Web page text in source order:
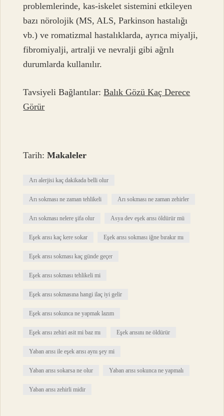
problemlerinde, kas-iskelet sistemini etkileyen
bazı nörolojik (MS, ALS, Parkinson hastalığı
vb.) ve romatizmal hastalıklarda, ayrıca miyalji,
fibromiyalji, artralji ve nevralji gibi ağrılı
durumlarda kullanılır.
Tavsiyeli Bağlantılar:Balık Gözü Kaç Derece
Görür
Tarih:Makaleler
Arı alerjisi kaç dakikada belli olur
Arı sokması ne zaman tehlikeli Arı sokması ne zaman zehirler
Arı sokması nelere şifa olur Asya dev eşek arısı öldürür mü
Eşek arısı kaç kere sokar Eşek arısı sokması iğne bırakır mı
Eşek arısı sokması kaç günde geçer
Eşek arısı sokması tehlikeli mi
Eşek arısı sokmasına hangi ilaç iyi gelir
Eşek arısı sokunca ne yapmak lazım
Eşek arısı zehiri asit mi baz mı Eşek arısını ne öldürür
Yaban arısı ile eşek arısı aynı şey mi
Yaban arısı sokarsa ne olur Yaban arısı sokunca ne yapmalı
Yaban arısı zehirli midir